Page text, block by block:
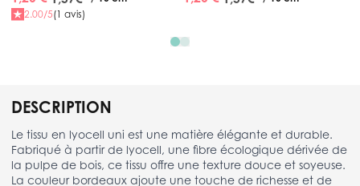
DESCRIPTION
Le tissu en lyocell uni est une matière élégante et durable.
Fabriqué à partir de lyocell, une fibre écologique dérivée de
la pulpe de bois, ce tissu offre une texture douce et soyeuse.
La couleur bordeaux ajoute une touche de richesse et de
2.00/5(1 avis)